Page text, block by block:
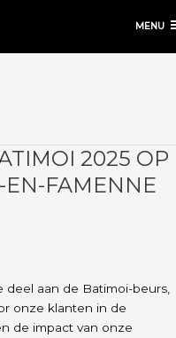
MENU
2025 OP
EN-FAMENNE
deel aan de Batimoi-beurs,
onze klanten in de
de impact van onze